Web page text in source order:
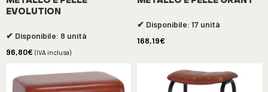
EVOLUTION
✔ Disponibile: 8 unità
96,80€ (IVA inclusa)
✔ Disponibile: 17 unità
168,19€